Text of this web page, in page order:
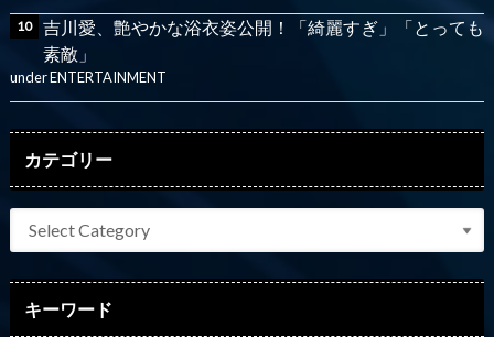
吉川愛、艶やかな浴衣姿公開！「綺麗すぎ」「とっても
素敵」
underENTERTAINMENT
カテゴリー
キーワード